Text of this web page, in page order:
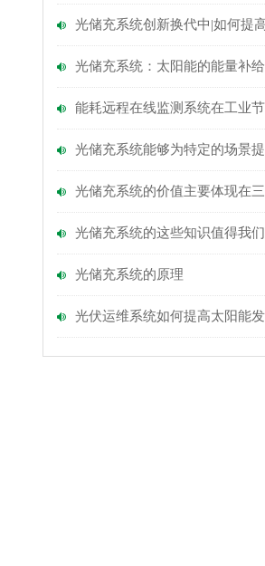
光储充系统：太阳能的能量补给
光储充系统的原理